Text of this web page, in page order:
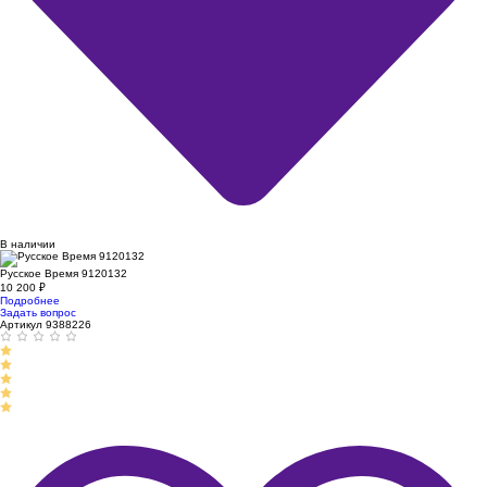
В наличии
Русское Время 9120132
10 200 ₽
Подробнее
Задать вопрос
Артикул 9388226